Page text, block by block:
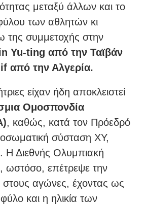
μεταξύ άλλων και το
των αθλητών κι
της συμμετοχής στην
Yu-ting από την Ταϊβάν
από την Αλγερία.
είχαν ήδη αποκλειστεί
Ομοσπονδία
, καθώς, κατά τον Πρόεδρό
σύσταση ΧΥ,
Διεθνής Ολυμπιακή
ωστόσο, επέτρεψε την
στους αγώνες, έχοντας ως
φύλο και η ηλικία των